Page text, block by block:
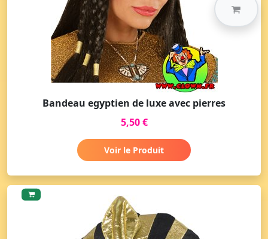
Bandeau egyptien de luxe avec pierres
5,50 €
Voir le Produit